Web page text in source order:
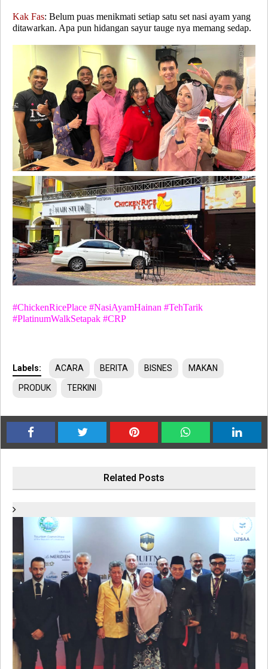
Kak Fas: Belum puas menikmati setiap satu set nasi ayam yang
ditawarkan. Apa pun hidangan sayur tauge nya memang sedap.
#ChickenRicePlace #NasiAyamHainan #TehTarik
#PlatinumWalkSetapak #CRP
Labels: ACARA BERITA BISNES MAKAN
PRODUK TERKINI
Related Posts